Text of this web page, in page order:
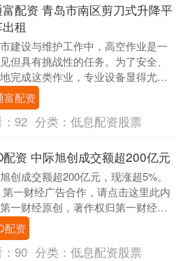
配资 青岛市南区剪刀式升降平
租
建设与维护工作中，高空作业是一
但具有挑战性的任务。为了安全、
完成这类作业，专业设备显得尤为
剪刀式升降平台车作为一种广泛应
空作业设备....
富配资
92 分类： 低息配资股票
配资 中际旭创成交额超200亿元
创成交额超200亿元，现涨超5%。
一财经广告合作，请点击这里此内
一财经原创，著作权归第一财经所
经第一财经书面授权，不得以任何
以....
配资
90 分类： 低息配资股票